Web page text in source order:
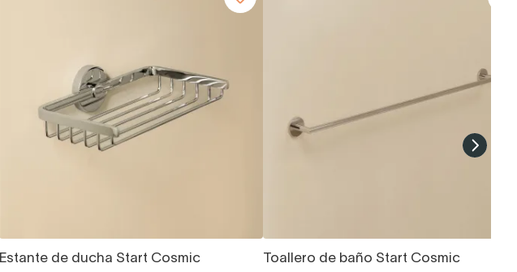
Estante de ducha Start Cosmic Toallero de baño Start Cosmic